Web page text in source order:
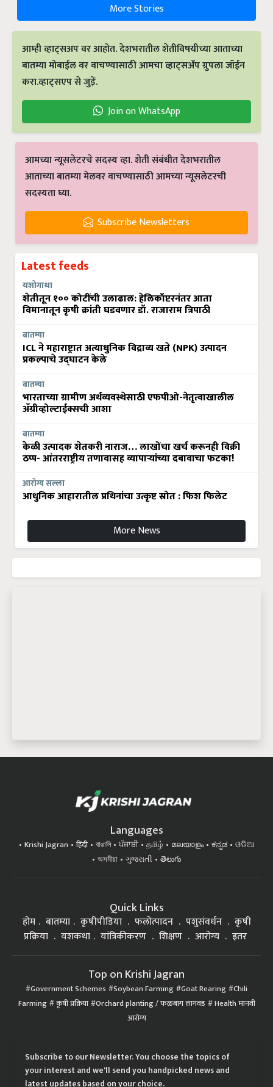
More Stories
आम्ही व्हाट्सअप वर आहोत. देशभरातील शेतीविषयीच्या आताच्या
बातम्या मोबाईल वर वाचण्यासाठी आमचा व्हाट्सअँप ग्रुपला जॉईन
करा.व्हाट्सएप से जुड़ें.
Join on WhatsApp
आमच्या न्यूसलेटरचे सदस्य व्हा. शेती संबंधीत देशभरातील
आताच्या बातम्या मेलवर वाचण्यासाठी आमच्या न्यूसलेटरची
सदस्यता घ्या.
Subscribe Newsletters
Latest feeds
यशोगाथा
शेतीतून १०० कोटींची उलाढाल: हेलिकॉप्टरनंतर आता
विमानातून कृषी क्रांती घडवणार डॉ. राजाराम त्रिपाठी
बातम्या
ICL ने महाराष्ट्रात अत्याधुनिक विद्राव्य खते (NPK) उत्पादन
प्रकल्पाचे उद्घाटन केले
बातम्या
भारताच्या ग्रामीण अर्थव्यवस्थेसाठी एफपीओ-नेतृत्वाखालील
अ‍ॅग्रीव्होल्टाईक्सची आशा
बातम्या
केळी उत्पादक शेतकरी नाराज… लाखोंचा खर्च करूनही विक्री
ठप्प- आंतरराष्ट्रीय तणावासह व्यापाऱ्यांच्या दबावाचा फटका!
आरोग्य सल्ला
आधुनिक आहारातील प्रथिनांचा उत्कृष्ट स्रोत : फिश फिलेट
More News
Languages
Krishi Jagran हिंदी বাঙালি ਪੰਜਾਬੀ தமிழ் മലയാളം ಕನ್ನಡ
ଓଡିଆ
অসমীয়া
ગુજરાતી తెలుగు
Quick Links
होम बातम्या कृषीपीडिया फलोत्पादन पशुसंवर्धन
कृषी
प्रक्रिया
यशकथा यांत्रिकीकरण शिक्षण आरोग्य इतर
Top on Krishi Jagran
Government Schemes Soybean Farming Goat Rearing Chili
Farming कृषी प्रक्रिया Orchard planting / फळबाग लागवड Health मानवी
आरोग्य
Subscribe to our Newsletter. You choose the topics of
your interest and we'll send you handpicked news and
latest updates based on your choice.